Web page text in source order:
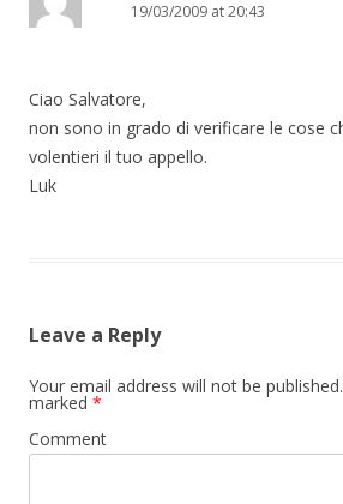
19/03/2009 at 20:43
Ciao Salvatore,
non sono in grado di verificare le cose
volentieri il tuo appello.
Luk
Leave a Reply
Your email address will not be published.
marked *
Comment